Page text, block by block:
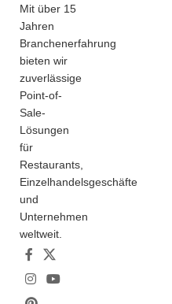
Mit über 15
Jahren
Branchenerfahrung
bieten wir
zuverlässige
Point-of-
Sale-
Lösungen
für
Restaurants,
Einzelhandelsgeschäfte
und
Unternehmen
weltweit.